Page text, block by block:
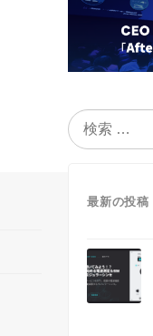
検
索
最新の投稿